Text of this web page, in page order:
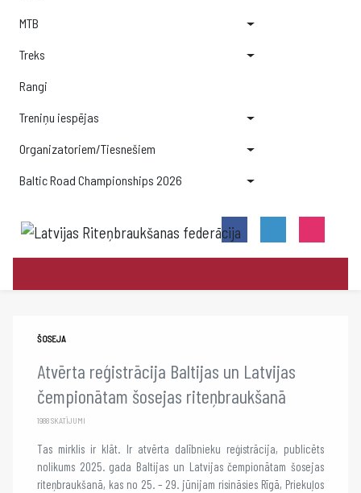
MTB
Treks
Rangi
Treniņu iespējas
Organizatoriem/Tiesnešiem
Baltic Road Championships 2026
ŠOSEJA
Atvērta reģistrācija Baltijas un Latvijas
čempionātam šosejas riteņbraukšanā
1988 SKATĪJUMI
Tas mirklis ir klāt. Ir atvērta dalībnieku reģistrācija, publicēts
nolikums 2025. gada Baltijas un Latvijas čempionātam šosejas
riteņbraukšanā, kas no 25. – 29. jūnijam risināsies Rīgā, Priekuļos